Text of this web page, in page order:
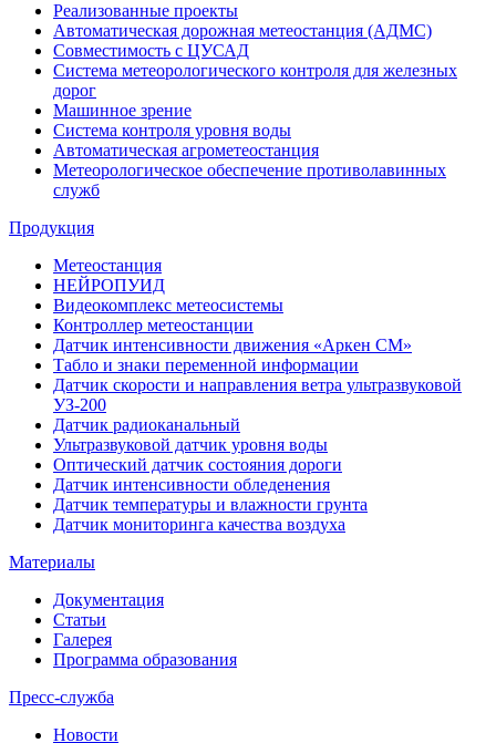
Реализованные проекты
Автоматическая дорожная метеостанция (АДМС)
Совместимость с ЦУСАД
Система метеорологического контроля для железных
дорог
Машинное зрение
Система контроля уровня воды
Автоматическая агрометеостанция
Метеорологическое обеспечение противолавинных
служб
Продукция
Метеостанция
НЕЙРОПУИД
Видеокомплекс метеосистемы
Контроллер метеостанции
Датчик интенсивности движения «Аркен СМ»
Табло и знаки переменной информации
Датчик скорости и направления ветра ультразвуковой
УЗ-200
Датчик радиоканальный
Ультразвуковой датчик уровня воды
Оптический датчик состояния дороги
Датчик интенсивности обледенения
Датчик температуры и влажности грунта
Датчик мониторинга качества воздуха
Материалы
Документация
Статьи
Галерея
Программа образования
Пресс-служба
Новости